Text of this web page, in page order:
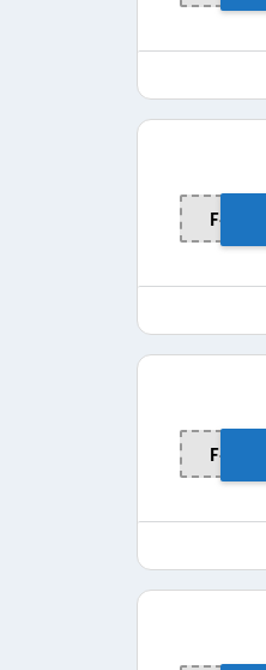
F-ERLB7
F-ERLB7